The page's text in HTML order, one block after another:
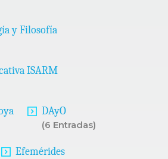
y Filosofía
ISARM
DAyO
(6 Entradas)
Efemérides